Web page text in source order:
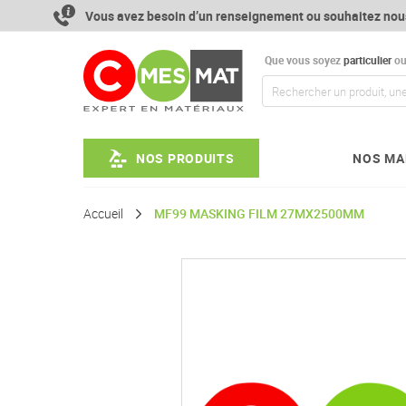
contenu
Vous avez besoin d’un renseignement ou souhaitez
Que vous soyezparticulierou
NOS PRODUITS NOS
Accueil MF99 MASKING FILM 27MX2500MM